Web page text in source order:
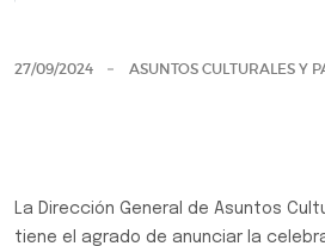
27/09/2024 ASUNTOS CULTURALES Y
La Dirección General de Asuntos
tiene el agrado de anunciar la